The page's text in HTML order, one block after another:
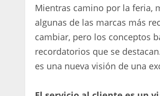
Mientras camino por la feria,
algunas de las marcas más
cambiar, pero los conceptos
recordatorios que se
es una nueva visión de una